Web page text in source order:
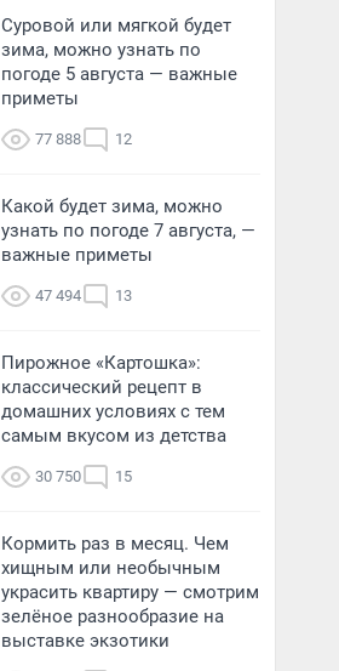
Суровой или мягкой будет
зима, можно узнать по
погоде 5 августа — важные
приметы
77 888 12
Какой будет зима, можно
узнать по погоде 7 августа, —
важные приметы
47 494 13
Пирожное «Картошка»:
классический рецепт в
домашних условиях с тем
самым вкусом из детства
30 750 15
Кормить раз в месяц. Чем
хищным или необычным
украсить квартиру — смотрим
зелёное разнообразие на
выставке экзотики